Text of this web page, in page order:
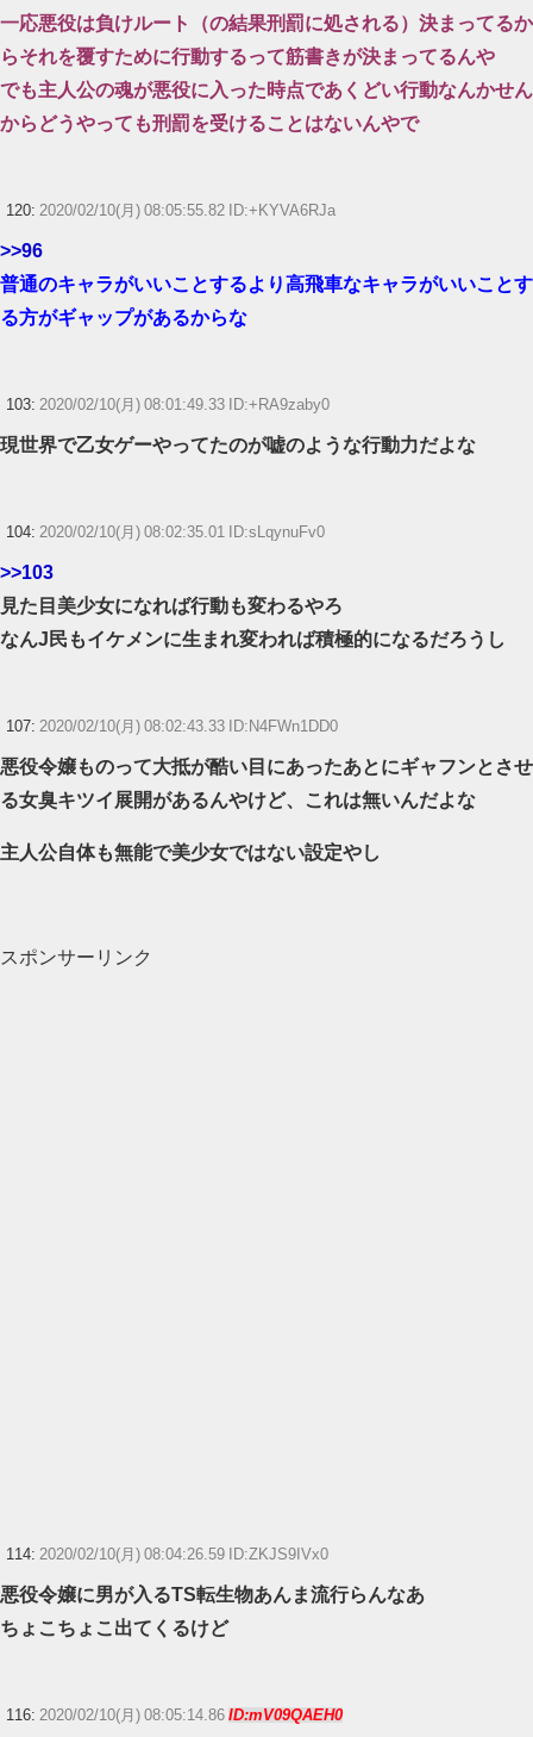
一応悪役は負けルート（の結果刑罰に処される）決まってるか
らそれを覆すために行動するって筋書きが決まってるんや
でも主人公の魂が悪役に入った時点であくどい行動なんかせん
からどうやっても刑罰を受けることはないんやで
120: 2020/02/10(月) 08:05:55.82 ID:+KYVA6RJa
>>96
普通のキャラがいいことするより高飛車なキャラがいいことす
る方がギャップがあるからな
103: 2020/02/10(月) 08:01:49.33 ID:+RA9zaby0
現世界で乙女ゲーやってたのが嘘のような行動力だよな
104: 2020/02/10(月) 08:02:35.01 ID:sLqynuFv0
>>103
見た目美少女になれば行動も変わるやろ
なんJ民もイケメンに生まれ変われば積極的になるだろうし
107: 2020/02/10(月) 08:02:43.33 ID:N4FWn1DD0
悪役令嬢ものって大抵が酷い目にあったあとにギャフンとさせ
る女臭キツイ展開があるんやけど、これは無いんだよな
主人公自体も無能で美少女ではない設定やし
スポンサーリンク
114: 2020/02/10(月) 08:04:26.59 ID:ZKJS9IVx0
悪役令嬢に男が入るTS転生物あんま流行らんなあ
ちょこちょこ出てくるけど
116: 2020/02/10(月) 08:05:14.86 ID:mV09QAEH0